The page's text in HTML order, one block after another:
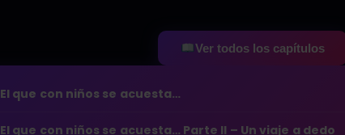
Ver todos los capítulos
El que con niños se acuesta…
El que con niños se acuesta… Parte II – Un viaje a dedo